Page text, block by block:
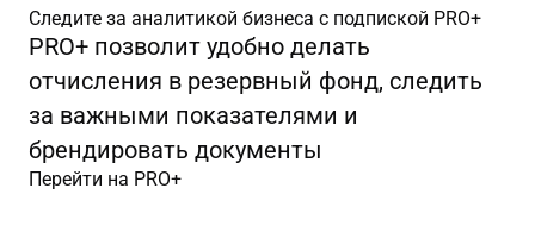
Следите за аналитикой бизнеса с подпиской PRO+
PRO+ позволит удобно делать
отчисления в резервный фонд, следить
за важными показателями и
брендировать документы
Перейти на PRO+